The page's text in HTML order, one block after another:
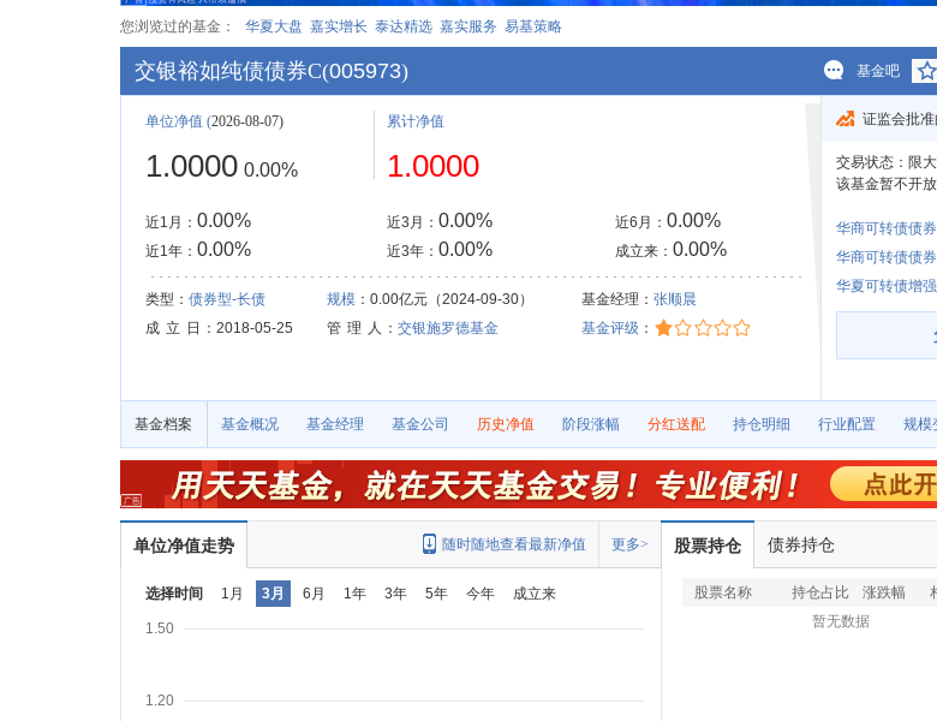
您浏览过的基金： 华夏大盘 嘉实增长 泰达精选 嘉实服务 易基策略
交银裕如纯债债券C(005973) 基金吧
单位净值 (2026-08-07)
1.0000 0.00%
近1月： 0.00%
近1年： 0.00%
累计净值
1.0000
近3月： 0.00%
近3年： 0.00%
近6月： 0.00%
成立来： 0.00%
类型： 债券型-长债 规模：0.00亿元（2024-09-30） 基金经理： 张顺晨
成 立 日
：2018-05-25 管 理 人 ： 交银施罗德基金 基金评级 ：
证监会批
交易状态： 限
该基金暂不开
华商可转债债
华商可转债债
华夏可转债增
基金档案 基金概况 基金经理 基金公司 历史净值 阶段涨幅 分红送配 持仓明细 行业配置 规模
单位净值走势 更多>
随时随地查看最新净值
选择时间 1月 3月 6月 1年 3年 5年 今年 成立来
1.20
1.50
股票持仓 债券持仓
股票名称 持仓占比 涨跌幅
暂无数据